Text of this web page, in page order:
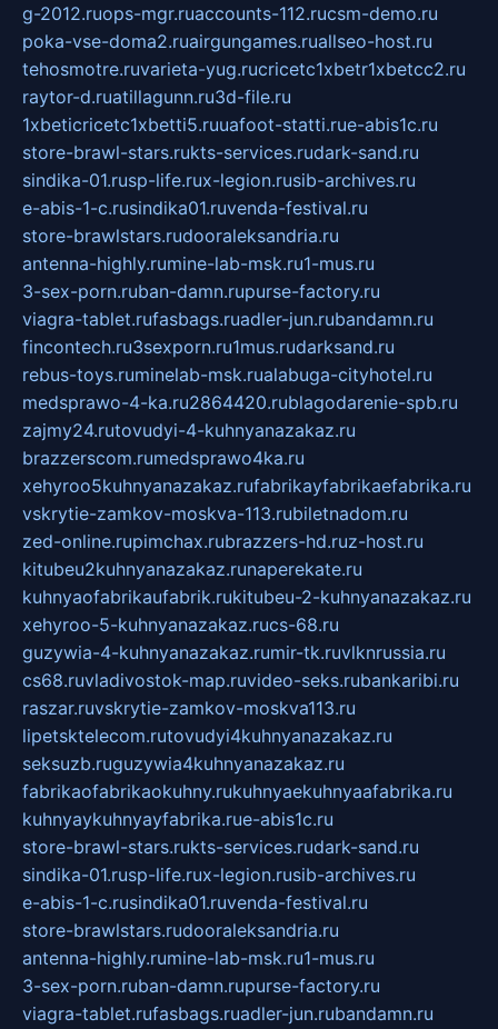
g-2012.ruops-mgr.ruaccounts-112.rucsm-demo.ru
poka-vse-doma2.ruairgungames.ruallseo-host.ru
tehosmotre.ruvarieta-yug.rucricetc1xbetr1xbetcc2.ru
raytor-d.ruatillagunn.ru3d-file.ru
1xbeticricetc1xbetti5.ruuafoot-statti.rue-abis1c.ru
store-brawl-stars.rukts-services.rudark-sand.ru
sindika-01.rusp-life.rux-legion.rusib-archives.ru
e-abis-1-c.rusindika01.ruvenda-festival.ru
store-brawlstars.rudooraleksandria.ru
antenna-highly.rumine-lab-msk.ru1-mus.ru
3-sex-porn.ruban-damn.rupurse-factory.ru
viagra-tablet.rufasbags.ruadler-jun.rubandamn.ru
fincontech.ru3sexporn.ru1mus.rudarksand.ru
rebus-toys.ruminelab-msk.rualabuga-cityhotel.ru
medsprawo-4-ka.ru2864420.rublagodarenie-spb.ru
zajmy24.rutovudyi-4-kuhnyanazakaz.ru
brazzerscom.rumedsprawo4ka.ru
xehyroo5kuhnyanazakaz.rufabrikayfabrikaefabrika.ru
vskrytie-zamkov-moskva-113.rubiletnadom.ru
zed-online.rupimchax.rubrazzers-hd.ruz-host.ru
kitubeu2kuhnyanazakaz.runaperekate.ru
kuhnyaofabrikaufabrik.rukitubeu-2-kuhnyanazakaz.ru
xehyroo-5-kuhnyanazakaz.rucs-68.ru
guzywia-4-kuhnyanazakaz.rumir-tk.ruvlknrussia.ru
cs68.ruvladivostok-map.ruvideo-seks.rubankaribi.ru
raszar.ruvskrytie-zamkov-moskva113.ru
lipetsktelecom.rutovudyi4kuhnyanazakaz.ru
seksuzb.ruguzywia4kuhnyanazakaz.ru
fabrikaofabrikaokuhny.rukuhnyaekuhnyaafabrika.ru
kuhnyaykuhnyayfabrika.rue-abis1c.ru
store-brawl-stars.rukts-services.rudark-sand.ru
sindika-01.rusp-life.rux-legion.rusib-archives.ru
e-abis-1-c.rusindika01.ruvenda-festival.ru
store-brawlstars.rudooraleksandria.ru
antenna-highly.rumine-lab-msk.ru1-mus.ru
3-sex-porn.ruban-damn.rupurse-factory.ru
viagra-tablet.rufasbags.ruadler-jun.rubandamn.ru